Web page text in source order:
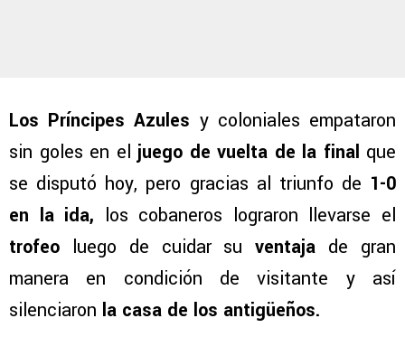
Los Príncipes Azules y coloniales empataron
sin goles en el juego de vuelta de la final que
se disputó hoy, pero gracias al triunfo de 1-0
en la ida, los cobaneros lograron llevarse el
trofeo luego de cuidar suventaja de gran
manera en condición de visitante y así
silenciaron la casa de los antigüeños.